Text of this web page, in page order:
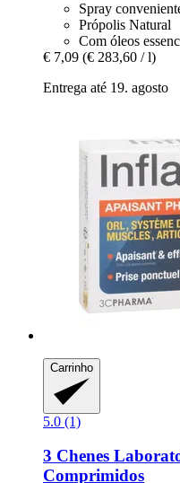
Spray
Própolis Natural
Com óleos
€ 7,09 (€ 283,60 / l)
Entrega até 19. agosto
Carrinho
5.0 (1)
3 Chenes
Comprimidos